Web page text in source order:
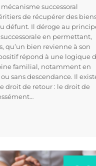
successoral
de récupérer des
défunt. Il déroge au
en permettant,
qu’un bien revienne à son
répond à une logique
familial, notamment en
sans descendance. Il
droit de retour : le droit de